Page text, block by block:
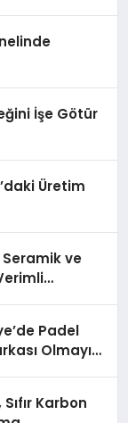
İşe Götür
Üretim
Seramik ve
Padel
Olmayı
Karbon